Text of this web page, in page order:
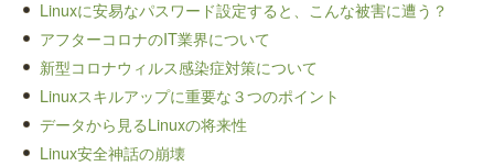
Linuxに安易なパスワード設定すると、こんな被害に遭う？
アフターコロナのIT業界について
新型コロナウィルス感染症対策について
Linuxスキルアップに重要な３つのポイント
データから見るLinuxの将来性
Linux安全神話の崩壊